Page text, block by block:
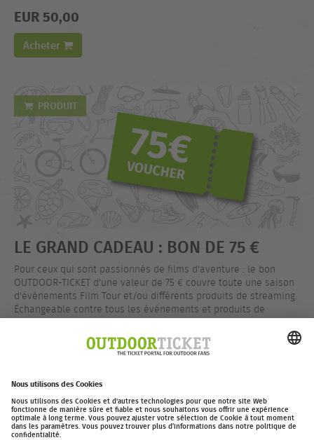
EUR 50,00
Acheter
PRODUIT
LE GRAND CADEAU : BON DE 75 €
Pour ceux qui sont passionnés de films d'aventure : le bon
OUTDOOR-TICKET d'une valeur de 75 € couvre toute une saison
d'événements Film Tour et/ou différents produits de streaming.
Échangeable contre tous les événements et produits de
streaming. Le code vous est envoyé immédiatement par e-mail
après votre commande.
Acheter